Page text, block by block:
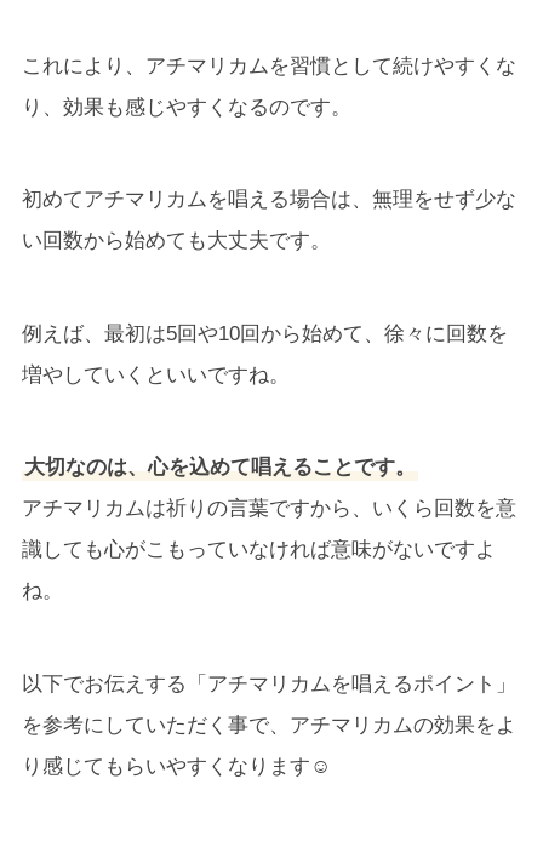
これにより、アチマリカムを習慣として続けやすくな
り、効果も感じやすくなるのです。
初めてアチマリカムを唱える場合は、無理をせず少な
い回数から始めても大丈夫です。
例えば、最初は5回や10回から始めて、徐々に回数を
増やしていくといいですね。
大切なのは、心を込めて唱えることです。
アチマリカムは祈りの言葉ですから、いくら回数を意
識しても心がこもっていなければ意味がないですよ
ね。
以下でお伝えする「アチマリカムを唱えるポイント」
を参考にしていただく事で、アチマリカムの効果をよ
り感じてもらいやすくなります☺